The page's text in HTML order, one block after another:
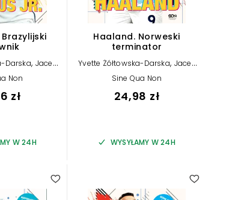
Darska, Jacek
Non
zł
W 24H
Haaland. Norweski
terminator
Yvette Żółtowska-Darska, Jacek
Sarzało
Sine Qua Non
24,98 zł
WYSYŁAMY W 24H